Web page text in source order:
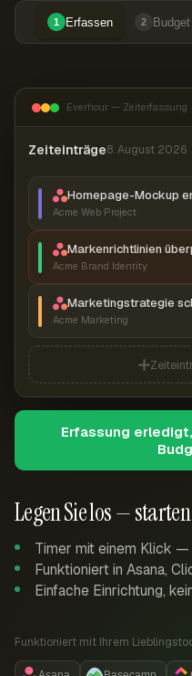
1 Erfassen 2 Budget
Legen Sie los —
Timer mit einem Klick
Funktioniert in Asana,
Einfache Einrichtung,
Funktioniert mit Ihrem
Everhour — Zeiterfassung
Zeiteinträge8. August 2026
Homepage-Mockup
Acme Web Project
Markenrichtlinien
Acme Brand Identity
Marketingstrategie
Acme Marketing
Erfassung